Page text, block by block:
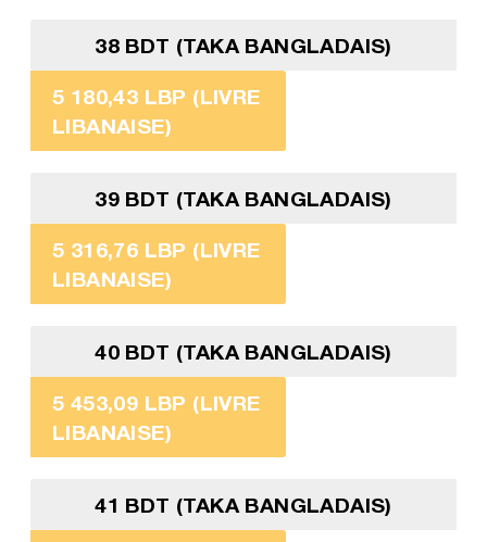
38 BDT (TAKA BANGLADAIS)
5 180,43 LBP (LIVRE
LIBANAISE)
39 BDT (TAKA BANGLADAIS)
5 316,76 LBP (LIVRE
LIBANAISE)
40 BDT (TAKA BANGLADAIS)
5 453,09 LBP (LIVRE
LIBANAISE)
41 BDT (TAKA BANGLADAIS)